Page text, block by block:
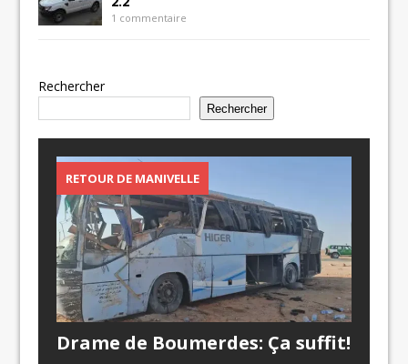
1 commentaire
Rechercher
Rechercher
RETOUR DE MANIVELLE
Drame de Boumerdes: Ça suffit!